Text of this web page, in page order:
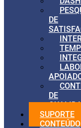
DE
DE
SUPORTE
CONTEÚDO